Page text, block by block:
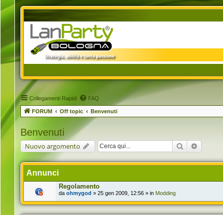
Collegamenti Rapidi FAQ
FORUM Off topic Benvenuti
Benvenuti
Nuovo argomento Cerca
Annunci
Regolamento
da ohmygod » 25 gen 2009, 12:56 » in Modding